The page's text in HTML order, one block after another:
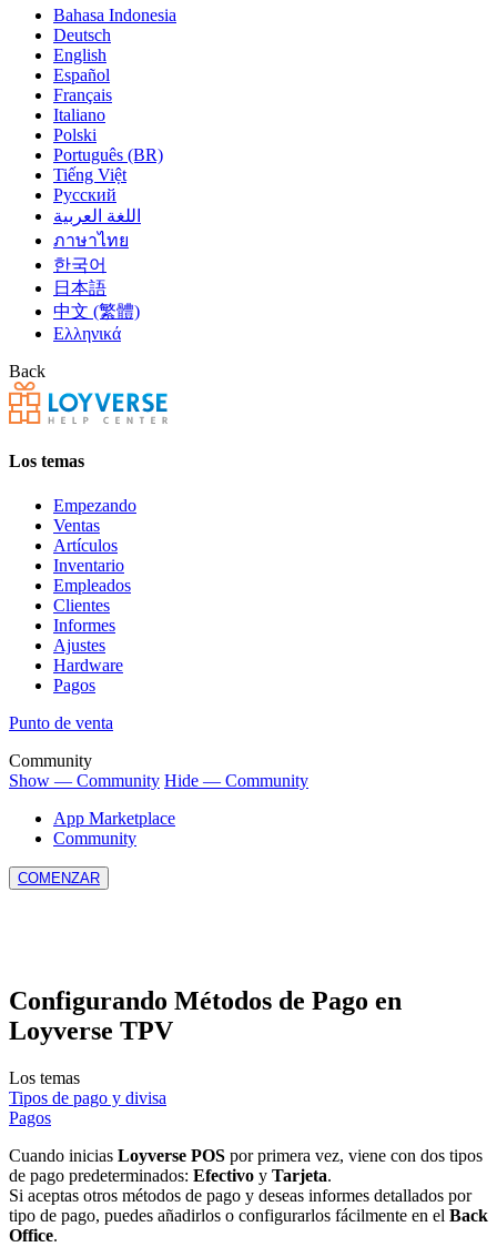
Bahasa Indonesia
Deutsch
English
Español
Français
Italiano
Polski
Português (BR)
Tiếng Việt
Русский
اللغة العربية
ภาษาไทย
한국어
日本語
中文 (繁體)
Ελληνικά
Back
Los temas
Empezando
Ventas
Artículos
Inventario
Empleados
Clientes
Informes
Ajustes
Hardware
Pagos
Punto de venta
Community
Show — Community Hide — Community
App Marketplace
Community
COMENZAR
Configurando Métodos de Pago en
Loyverse TPV
Los temas
Tipos de pago y divisa
Pagos
Cuando inicias Loyverse POS por primera vez, viene con dos tipos
de pago predeterminados: Efectivo y Tarjeta.
Si aceptas otros métodos de pago y deseas informes detallados por
tipo de pago, puedes añadirlos o configurarlos fácilmente en el Back
Office.